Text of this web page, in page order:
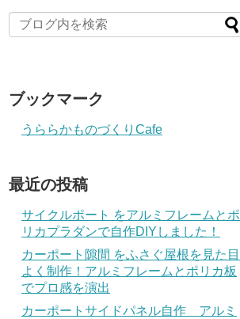
ブックマーク
うららかものづくりCafe
最近の投稿
サイクルポート をアルミフレームとポ
リカプラダンで自作DIYしました！
カーポート隙間 をふさぐ屋根を見た目
よく制作！アルミフレームとポリカ板
でプロ感を演出
カーポートサイドパネル自作 アルミ